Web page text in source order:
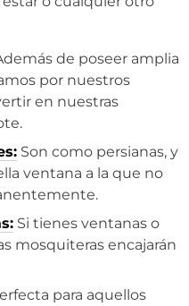
de poseer amplia
por nuestros
en nuestras
Son como persianas, y
ventana a la que no
Si tienes ventanas o
mosquiteras encajarán
para aquellos